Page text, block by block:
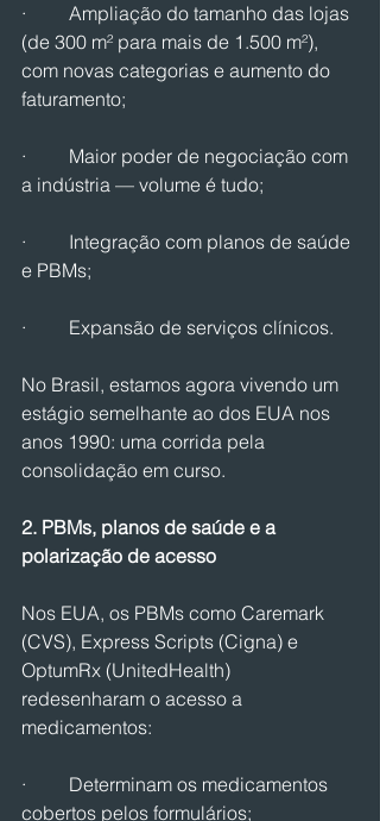
·         Ampliação do tamanho das lojas
(de 300 m² para mais de 1.500 m²),
com novas categorias e aumento do
faturamento;
·         Maior poder de negociação com
a indústria — volume é tudo;
·         Integração com planos de saúde
e PBMs;
·         Expansão de serviços clínicos.
No Brasil, estamos agora vivendo um
estágio semelhante ao dos EUA nos
anos 1990: uma corrida pela
consolidação em curso.
2. PBMs, planos de saúde e a
polarização de acesso
Nos EUA, os PBMs como Caremark
(CVS), Express Scripts (Cigna) e
OptumRx (UnitedHealth)
redesenharam o acesso a
medicamentos:
·         Determinam os medicamentos
cobertos pelos formulários;